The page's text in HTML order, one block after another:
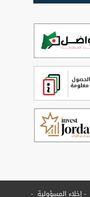
إخلاء المسؤولية